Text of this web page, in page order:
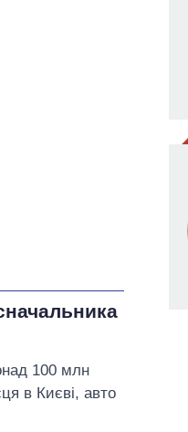
100 млн
в Києві, авто